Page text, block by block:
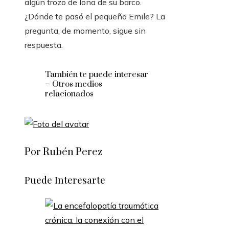
algún trozo de lona de su barco.
¿Dónde te pasó el pequeño Emile? La
pregunta, de momento, sigue sin
respuesta.
También te puede interesar
– Otros medios
relacionados
Por Rubén Perez
Puede Interesarte